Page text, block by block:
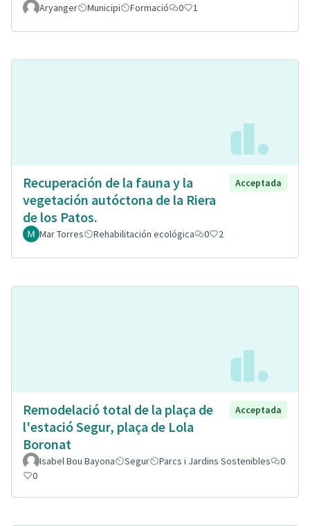
Aryanger Municipi Formació 0 1
Recuperación de la fauna y la
vegetación autóctona de la Riera
de los Patos.
Acceptada
Mar Torres Rehabilitación ecológica 0 2
Remodelació total de la plaça de
l'estació Segur, plaça de Lola
Boronat
Acceptada
Isabel Bou Bayona Segur Parcs i Jardins Sostenibles
0
0